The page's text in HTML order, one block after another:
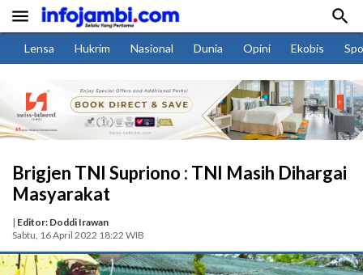
 
Lensa Hukrim Nasional Dunia Opini Ekobis
Brigjen TNI Supriono : TNI Masih Dihargai
Masyarakat
| Editor: Doddi Irawan
Sabtu, 16 April 2022 18:22 WIB